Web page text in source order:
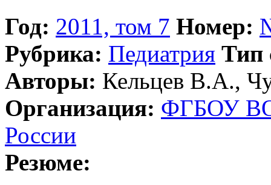
Год: 2011, том 7 Номер:
Рубрика: Педиатрия Тип
Авторы: Кельцев В.А.,
Организация: ФГБОУ ВО
России
Резюме: